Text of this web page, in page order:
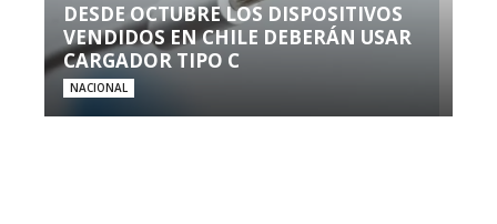
DESDE OCTUBRE LOS DISPOSITIVOS
VENDIDOS EN CHILE DEBERÁN USAR
CARGADOR TIPO C
NACIONAL